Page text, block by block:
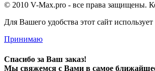
© 2010 V-Max.pro - все права защищены.
Для Вашего удобства этот сайт
Принимаю
Спасибо за Ваш заказ!
Мы свяжемся с Вами в самое